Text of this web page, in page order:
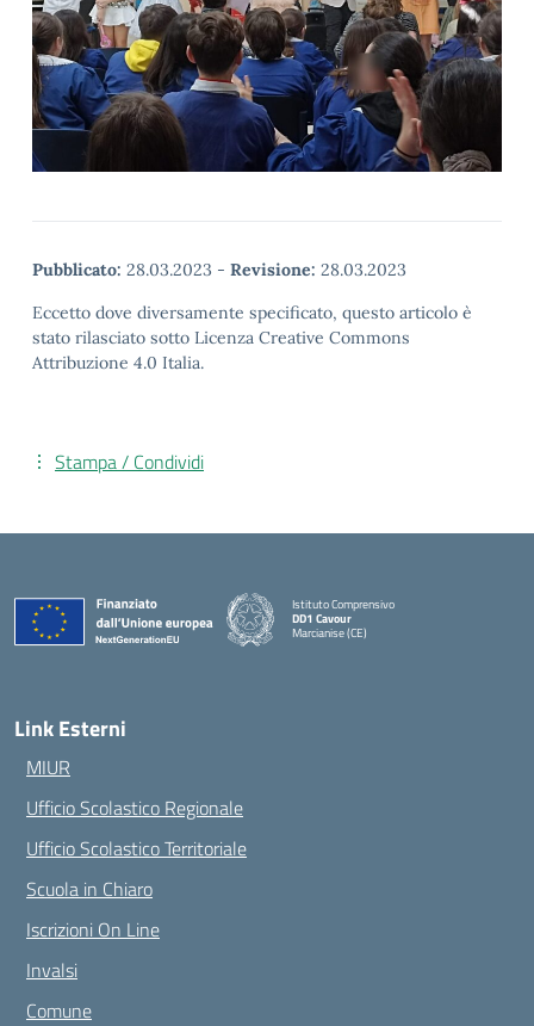
Pubblicato: 28.03.2023 - Revisione: 28.03.2023
Eccetto dove diversamente specificato, questo articolo è
stato rilasciato sotto Licenza Creative Commons
Attribuzione 4.0 Italia.
Stampa / Condividi
Istituto Comprensivo
DD1 Cavour
Marcianise (CE)
Link Esterni
MIUR
Ufficio Scolastico Regionale
Ufficio Scolastico Territoriale
Scuola in Chiaro
Iscrizioni On Line
Invalsi
Comune